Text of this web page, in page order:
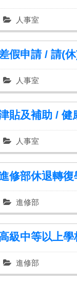
人事室
差假申請
人事室
貼及補助 / 健
人事室
修部休退轉復
進修部
級中等以上
進修部